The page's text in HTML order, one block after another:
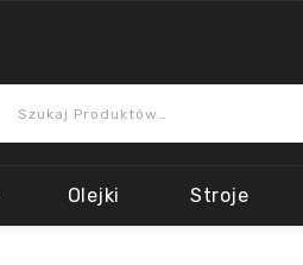
Olejki Stroje